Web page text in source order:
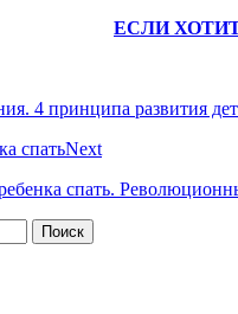
ЕСЛИ
4 принципа развития
Next
спать.